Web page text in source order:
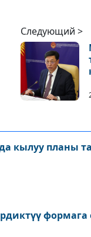
Следующий >
кылуу планы
формага